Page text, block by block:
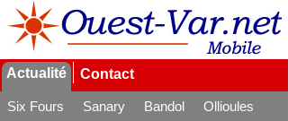
Actualité Contact
Six Fours Sanary Bandol
Ollioules